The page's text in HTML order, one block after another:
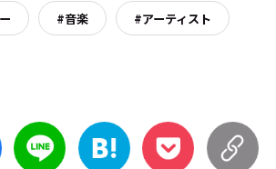
#音楽 #アーティスト